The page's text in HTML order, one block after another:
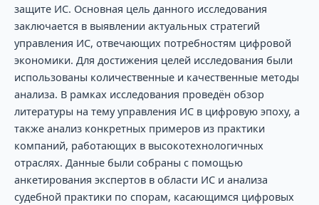
защите ИС. Основная цель данного исследования
заключается в выявлении актуальных стратегий
управления ИС, отвечающих потребностям цифровой
экономики. Для достижения целей исследования были
использованы количественные и качественные методы
анализа. В рамках исследования проведён обзор
литературы на тему управления ИС в цифровую эпоху, а
также анализ конкретных примеров из практики
компаний, работающих в высокотехнологичных
отраслях. Данные были собраны с помощью
анкетирования экспертов в области ИС и анализа
судебной практики по спорам, касающимся цифровых